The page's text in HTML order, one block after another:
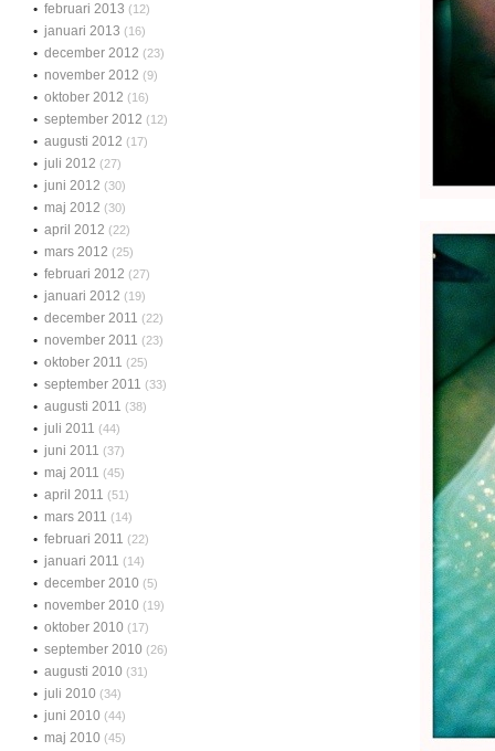
februari 2013 (12)
januari 2013 (16)
december 2012 (23)
november 2012 (9)
oktober 2012 (16)
september 2012 (12)
augusti 2012 (17)
juli 2012 (27)
juni 2012 (30)
maj 2012 (30)
april 2012 (22)
mars 2012 (25)
februari 2012 (27)
januari 2012 (19)
december 2011 (22)
november 2011 (23)
oktober 2011 (25)
september 2011 (33)
augusti 2011 (38)
juli 2011 (44)
juni 2011 (37)
maj 2011 (45)
april 2011 (51)
mars 2011 (14)
februari 2011 (22)
januari 2011 (14)
december 2010 (5)
november 2010 (19)
oktober 2010 (17)
september 2010 (26)
augusti 2010 (31)
juli 2010 (34)
juni 2010 (44)
maj 2010 (45)